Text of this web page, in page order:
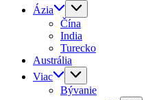
Ázia
Čína
India
Turecko
Austrália
Viac
Bývanie